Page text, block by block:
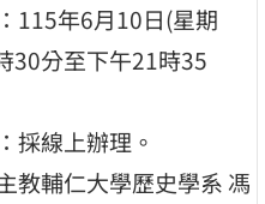
115年6月10日(星期
30分至下午21時35
採線上辦理。
教輔仁大學歷史學系 馮